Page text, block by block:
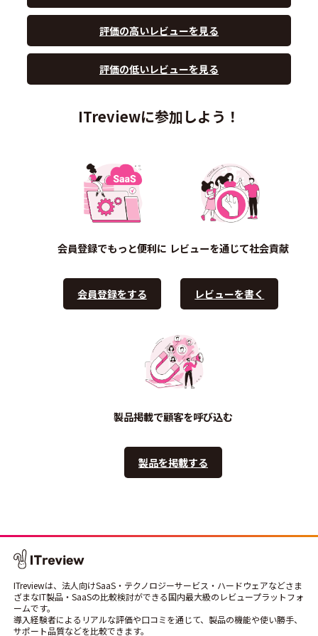
評価の高いレビューを見る
評価の低いレビューを見る
ITreviewに参加しよう！
会員登録でもっと便利に
会員登録をする
レビューを通じて社会貢献
レビューを書く
製品掲載で顧客を呼び込む
製品を掲載する
ITreviewは、法人向けSaaS・テクノロジーサービス・ハードウェアなどさま
ざまなIT製品・SaaSの比較検討ができる国内最大級のレビュープラットフォ
ームです。
導入経験者によるリアルな評価や口コミを通じて、製品の機能や使い勝手、
サポート品質などを比較できます。